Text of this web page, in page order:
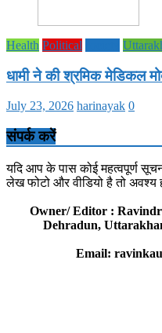
Health Political
धामी ने की श्रमिक मेडिकल
July 23, 2026 harinayak 0
संपर्क करें
यदि आप के पास कोई महत्वपूर्ण
लेख फोटो और वीडियो है तो अवश्य
Owner/ Editor :
Dehradun,
Email: